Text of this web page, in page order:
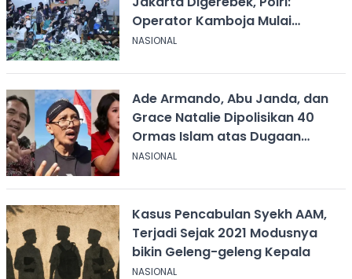
Operator Kamboja Mulai
Eksodus ke Indonesia
NASIONAL
Ade Armando, Abu Janda, dan
Grace Natalie Dipolisikan 40
Ormas Islam atas Dugaan
Framing Ceramah JK
NASIONAL
Kasus Pencabulan Syekh AAM,
Terjadi Sejak 2021 Modusnya
bikin Geleng-geleng Kepala
NASIONAL